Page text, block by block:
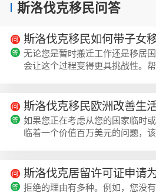
斯洛伐克移民问答
无论您是暂时搬迁工作还是移居
会让这个过程变得更具挑战性。
如果您正在考虑从您的国家临时
临着一个价值百万美元的问题，
拒绝的理由有多种。例如，您没